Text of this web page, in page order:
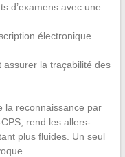
d’examens avec une
électronique
assurer la traçabilité des
la reconnaissance par
rend les allers-
plus fluides. Un seul